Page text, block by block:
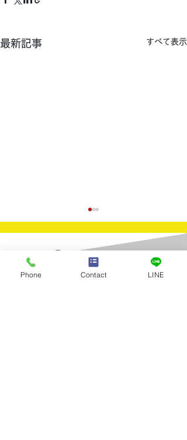
最新記事 すべて表示
Contact
​お問合せ
Phone Contact LINE